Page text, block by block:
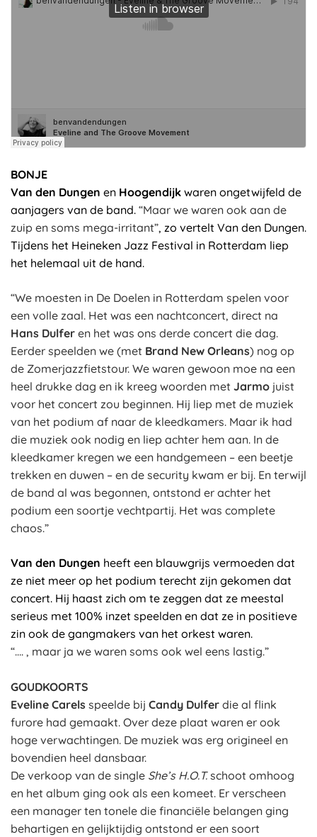
benvandendungen·Eveline and The Groove Movement
BONJE
Van den Dungen en Hoogendijk waren ongetwijfeld de
aanjagers van de band. “Maar we waren ook aan de
zuip en soms mega-irritant”, zo vertelt Van den Dungen.
Tijdens het Heineken Jazz Festival in Rotterdam liep
het helemaal uit de hand.
“We moesten in De Doelen in Rotterdam spelen voor
een volle zaal. Het was een nachtconcert, direct na
Hans Dulfer en het was ons derde concert die dag.
Eerder speelden we (met Brand New Orleans) nog op
de Zomerjazzfietstour. We waren gewoon moe na een
heel drukke dag en ik kreeg woorden met Jarmo juist
voor het concert zou beginnen. Hij liep met de muziek
van het podium af naar de kleedkamers. Maar ik had
die muziek ook nodig en liep achter hem aan. In de
kleedkamer kregen we een handgemeen – een beetje
trekken en duwen – en de security kwam er bij. En terwijl
de band al was begonnen, ontstond er achter het
podium een soortje vechtpartij. Het was complete
chaos.”
Van den Dungen heeft een blauwgrijs vermoeden dat
ze niet meer op het podium terecht zijn gekomen dat
concert. Hij haast zich om te zeggen dat ze meestal
serieus met 100% inzet speelden en dat ze in positieve
zin ook de gangmakers van het orkest waren.
“…. , maar ja we waren soms ook wel eens lastig.”
GOUDKOORTS
Eveline Carels speelde bij Candy Dulfer die al flink
furore had gemaakt. Over deze plaat waren er ook
hoge verwachtingen. De muziek was erg origineel en
bovendien heel dansbaar.
De verkoop van de single She’s H.O.T.schoot omhoog
en het album ging ook als een komeet. Er verscheen
een manager ten tonele die financiële belangen ging
behartigen en gelijktijdig ontstond er een soort